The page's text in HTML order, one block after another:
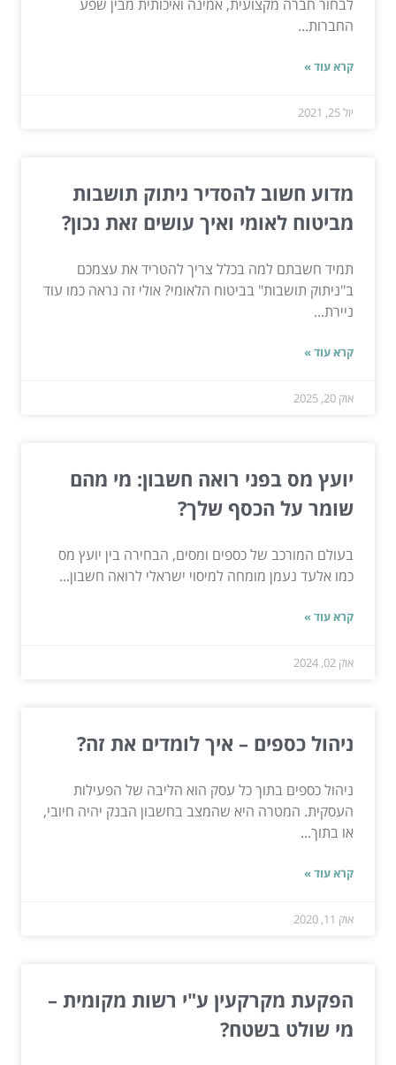
לבחור חברה מקצועית, אמינה ואיכותית מבין שפע
החברות...
קרא עוד »
יול 25, 2021
מדוע חשוב להסדיר ניתוק תושבות
מביטוח לאומי ואיך עושים זאת נכון?
תמיד חשבתם למה בכלל צריך להטריד את עצמכם
ב"ניתוק תושבות" בביטוח הלאומי? אולי זה נראה כמו עוד
ניירת...
קרא עוד »
אוק 20, 2025
יועץ מס בפני רואה חשבון: מי מהם
שומר על הכסף שלך?
בעולם המורכב של כספים ומסים, הבחירה בין יועץ מס
כמו אלעד נעמן מומחה למיסוי ישראלי לרואה חשבון...
קרא עוד »
אוק 02, 2024
ניהול כספים – איך לומדים את זה?
ניהול כספים בתוך כל עסק הוא הליבה של הפעילות
העסקית. המטרה היא שהמצב בחשבון הבנק יהיה חיובי,
או בתוך...
קרא עוד »
אוק 11, 2020
הפקעת מקרקעין ע"י רשות מקומית –
מי שולט בשטח?